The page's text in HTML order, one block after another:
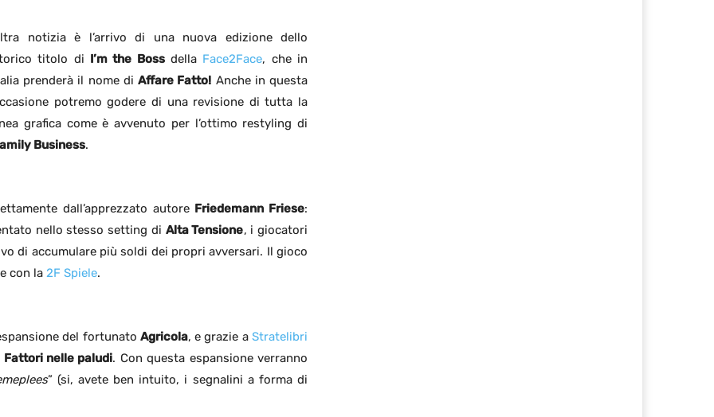
notizia è l’arrivo di una nuova edizione dello
titolo di I’m the Bossdella Face2Face, che in
prenderà il nome diAffare Fatto! Anche in questa
potremo godere di una revisione di tutta la
grafica come è avvenuto per l’ottimo restyling di
Business.
dall’apprezzato autore Friedemann Friese:
nello stesso setting di Alta Tensione, i giocatori
di accumulare più soldi dei propri avversari. Il gioco
con la 2F Spiele.
del fortunato Agricola, e grazie aStratelibri
Fattori nelle paludi. Con questa espansione verranno
” (si, avete ben intuito, i segnalini a forma di